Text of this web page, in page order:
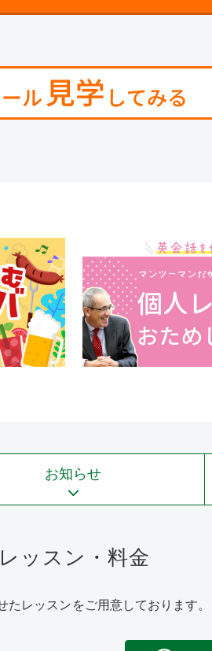
お知らせ
レッスン・料金
レッスンをご用意しております。